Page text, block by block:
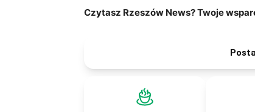
Czytasz Rzeszów News? Twoje